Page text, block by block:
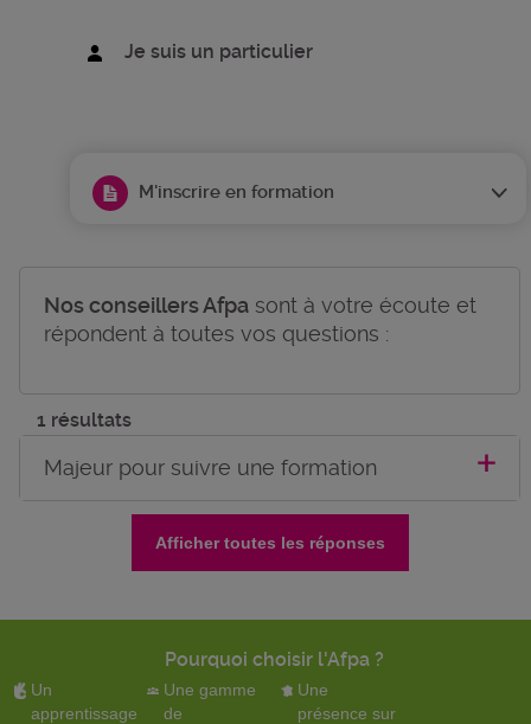
Je suis un particulier
M'inscrire en formation
Nos conseillers Afpasont à votre écoute et
répondent à toutes vos questions :
1 résultats
Majeur pour suivre une formation
Afficher toutes les réponses
Pourquoi choisir l'Afpa ?
Un
apprentissage
Une gamme
de
Une
présence sur